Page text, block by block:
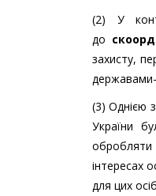
(2) У
до
захисту,
(3) Однією
України
обробляти
інтересах
для цих